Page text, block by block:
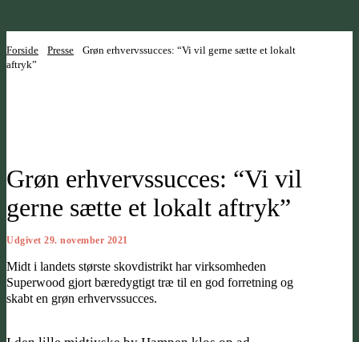
Forside Presse
Grøn erhvervssucces: “Vi vil gerne sætte et lokalt
aftryk”
Grøn erhvervssucces: “Vi vil
gerne sætte et lokalt aftryk”
Udgivet 29. november 2021
Midt i landets største skovdistrikt har virksomheden
Superwood gjort bæredygtigt træ til en god forretning og
skabt en grøn erhvervssucces.